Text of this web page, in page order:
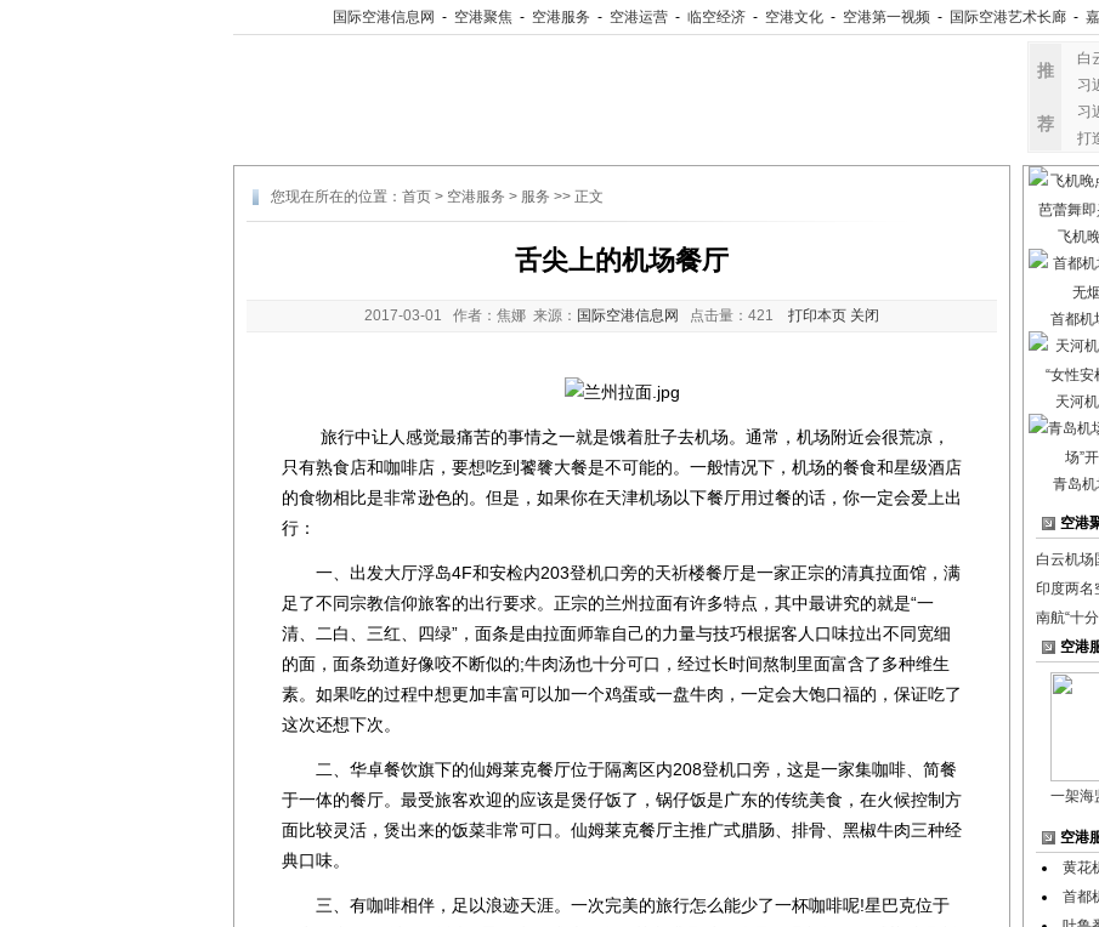
国际空港信息网 - 空港聚焦 - 空港服务 - 空港运营 - 临空经济 - 空港文化 - 空港第一视频 - 国际空港艺术长廊 -
推
荐
白
习
习
打
您现在所在的位置： 首页 > 空港服务 > 服务 >> 正文
舌尖上的机场餐厅
2017-03-01 作者：焦娜 来源： 国际空港信息网 点击量： 421 打印本页 关闭
旅行中让人感觉最痛苦的事情之一就是饿着肚子去机场。通常，机场附近会很荒凉，
只有熟食店和咖啡店，要想吃到饕餮大餐是不可能的。一般情况下，机场的餐食和星级酒店
的食物相比是非常逊色的。但是，如果你在天津机场以下餐厅用过餐的话，你一定会爱上出
行：
一、出发大厅浮岛4F和安检内203登机口旁的天祈楼餐厅是一家正宗的清真拉面馆，满
足了不同宗教信仰旅客的出行要求。正宗的兰州拉面有许多特点，其中最讲究的就是“一
清、二白、三红、四绿”，面条是由拉面师靠自己的力量与技巧根据客人口味拉出不同宽细
的面，面条劲道好像咬不断似的;牛肉汤也十分可口，经过长时间熬制里面富含了多种维生
素。如果吃的过程中想更加丰富可以加一个鸡蛋或一盘牛肉，一定会大饱口福的，保证吃了
这次还想下次。
二、华卓餐饮旗下的仙姆莱克餐厅位于隔离区内208登机口旁，这是一家集咖啡、简餐
于一体的餐厅。最受旅客欢迎的应该是煲仔饭了，锅仔饭是广东的传统美食，在火候控制方
面比较灵活，煲出来的饭菜非常可口。仙姆莱克餐厅主推广式腊肠、排骨、黑椒牛肉三种经
典口味。
三、有咖啡相伴，足以浪迹天涯。一次完美的旅行怎么能少了一杯咖啡呢!星巴克位于
飞机
首都机
天河
青岛机
空港
白云机场
印度两名
南航“十
空港
一架海
空港
黄花
首都